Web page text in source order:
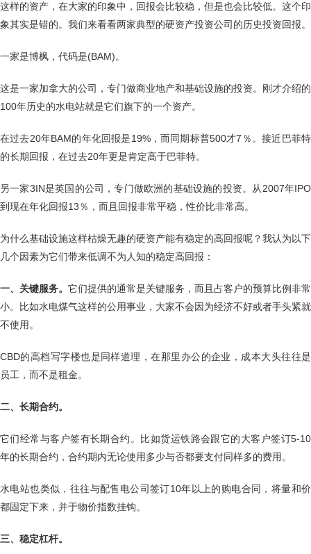
这样的资产，在大家的印象中，回报会比较稳，但是也会比较低。这个印
象其实是错的。我们来看看两家典型的硬资产投资公司的历史投资回报。
一家是博枫，代码是(BAM)。
这是一家加拿大的公司，专门做商业地产和基础设施的投资。刚才介绍的
100年历史的水电站就是它们旗下的一个资产。
在过去20年BAM的年化回报是19%，而同期标普500才7％。接近巴菲特
的长期回报，在过去20年更是肯定高于巴菲特。
另一家3IN是英国的公司，专门做欧洲的基础设施的投资。从2007年IPO
到现在年化回报13％，而且回报非常平稳，性价比非常高。
为什么基础设施这样枯燥无趣的硬资产能有稳定的高回报呢？我认为以下
几个因素为它们带来低调不为人知的稳定高回报：
一、关键服务。 它们提供的通常是关键服务，而且占客户的预算比例非常
小。比如水电煤气这样的公用事业，大家不会因为经济不好或者手头紧就
不使用。
CBD的高档写字楼也是同样道理，在那里办公的企业，成本大头往往是
员工，而不是租金。
二、长期合约。
它们经常与客户签有长期合约。比如货运铁路会跟它的大客户签订5-10
年的长期合约，合约期内无论使用多少与否都要支付同样多的费用。
水电站也类似，往往与配售电公司签订10年以上的购电合同，将量和价
都固定下来，并于物价指数挂钩。
三、稳定杠杆。